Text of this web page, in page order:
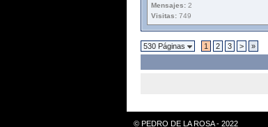
Mensajes: 2
Visitas: 749
530 Páginas 1 2 3 > »
© PEDRO DE LA ROSA - 2022